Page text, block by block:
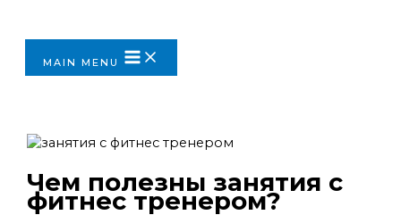
MAIN MENU
Чем полезны занятия с
фитнес тренером?